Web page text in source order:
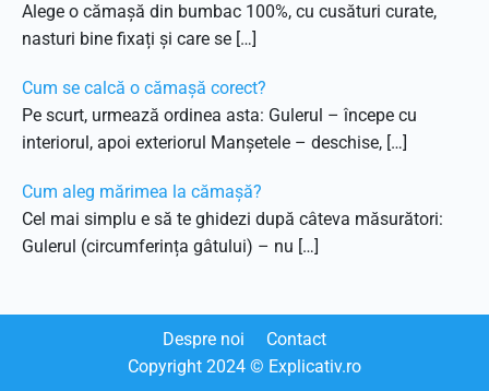
Alege o cămașă din bumbac 100%, cu cusături curate,
nasturi bine fixați și care se […]
Cum se calcă o cămașă corect?
Pe scurt, urmează ordinea asta: Gulerul – începe cu
interiorul, apoi exteriorul Manșetele – deschise, […]
Cum aleg mărimea la cămașă?
Cel mai simplu e să te ghidezi după câteva măsurători:
Gulerul (circumferința gâtului) – nu […]
Despre noi
Contact
Copyright 2024 © Explicativ.ro